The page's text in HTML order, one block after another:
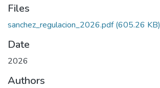
Files
sanchez_regulacion_2026.pdf(605.26 KB)
Date
2026
Authors